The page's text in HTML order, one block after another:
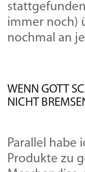
immer noch)
nochmal an
WENN GOTT
NICHT
Parallel habe
Produkte zu